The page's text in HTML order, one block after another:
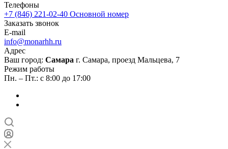
Телефоны
+7 (846) 221-02-40 Основной номер
Заказать звонок
E-mail
info@monarhh.ru
Адрес
Ваш город: Самара г. Самара, проезд Мальцева, 7
Режим работы
Пн. – Пт.: с 8:00 до 17:00